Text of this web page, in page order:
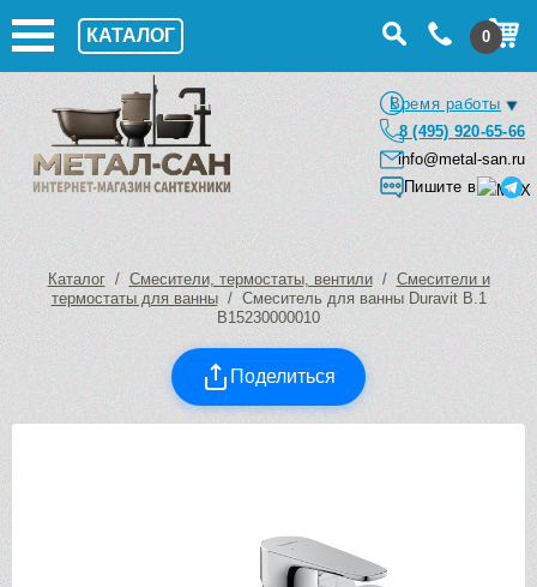
КАТАЛОГ 0
Время работы
8 (495) 920-65-66
info@metal-san.ru
Пишите в
Каталог/ Смесители, термостаты, вентили/ Смесители и
термостаты для ванны/ Смеситель для ванны Duravit B.1
B15230000010
Поделиться